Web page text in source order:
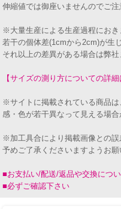
伸縮値では御座いませんのでご注
※大量生産による生産過程におき
若干の個体差(1cmから2cm)が生
それ以上の差異がある場合は弊社
【サイズの測り方についての詳細
※サイトに掲載されている商品
感・色が若干異なって見える場合
※加工具合により掲載画像との誤
予めご了承くださいますようお願
■お支払い/配送/返品や交換につ
■必ずご確認下さい